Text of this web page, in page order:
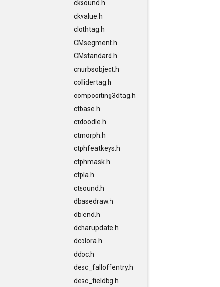
cksound.h
ckvalue.h
clothtag.h
CMsegment.h
CMstandard.h
cnurbsobject.h
collidertag.h
compositing3dtag.h
ctbase.h
ctdoodle.h
ctmorph.h
ctphfeatkeys.h
ctphmask.h
ctpla.h
ctsound.h
dbasedraw.h
dblend.h
dcharupdate.h
dcolora.h
ddoc.h
desc_falloffentry.h
desc_fieldbg.h